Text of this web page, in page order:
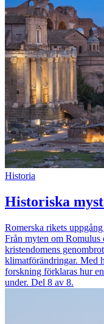
Historia
Historiska
Romerska rikets
Från myten om Romulus
kristendomens
klimatförändringar. Med
forskning förklaras hur
under. Del 8 av 8.